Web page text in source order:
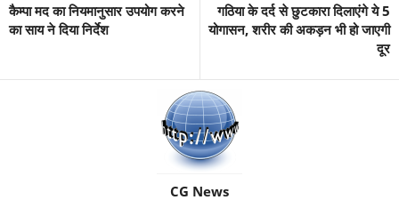
कैम्पा मद का नियमानुसार उपयोग करने
का साय ने दिया निर्देश
गठिया के दर्द से छुटकारा दिलाएंगे ये 5
योगासन, शरीर की अकड़न भी हो जाएगी
दूर
CG News